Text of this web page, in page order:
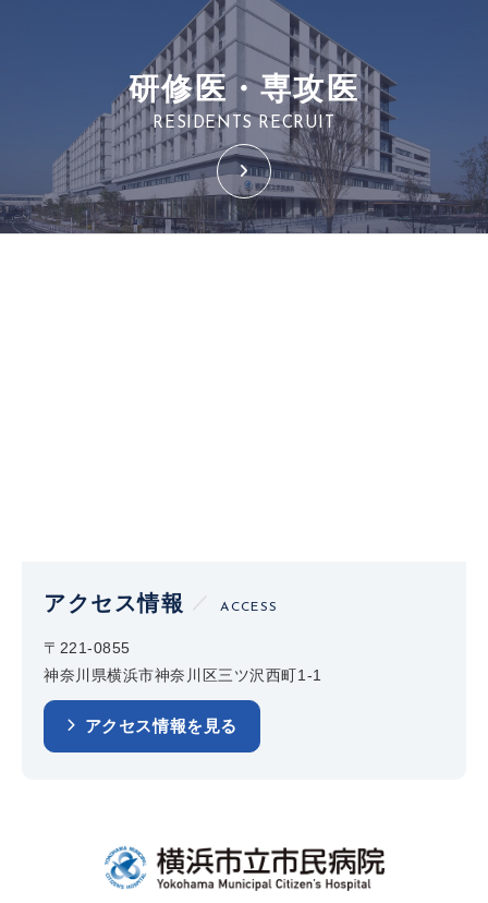
研修医・専攻医
RESIDENTS RECRUIT
アクセス情報 ACCESS
〒221-0855
神奈川県横浜市神奈川区三ツ沢西町1-1
アクセス情報を見る